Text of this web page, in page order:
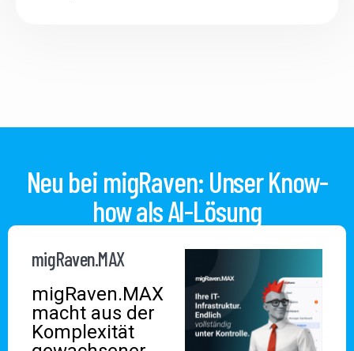
Neu bei migRaven: Unser Know-
how als AI-Lösung
migRaven.MAX
migRaven.MAX
macht aus der
Komplexität